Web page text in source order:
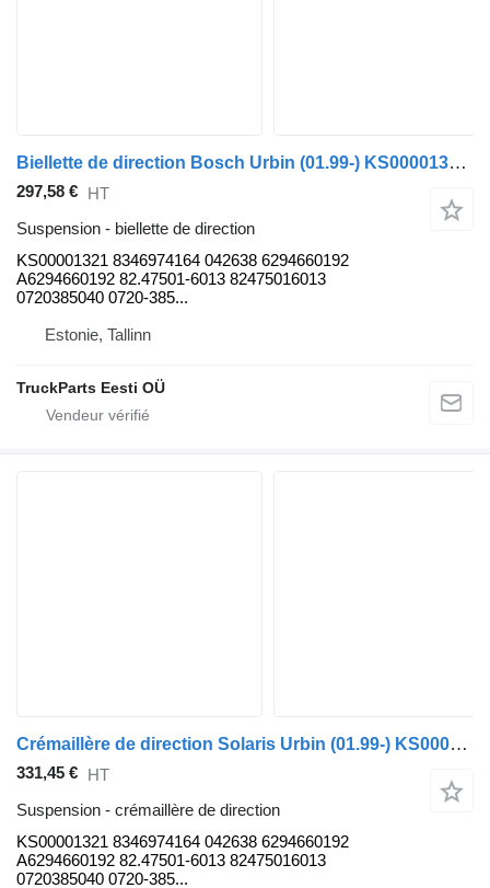
Biellette de direction Bosch Urbin (01.99-) KS00001321 pour bus Solaris Urbino, Alpino, Vacanza (1999-)
297,58 € HT
Suspension - biellette de direction
KS00001321 8346974164 042638 6294660192
A6294660192 82.47501-6013 82475016013
0720385040 0720-385...
Estonie, Tallinn
TruckParts Eesti OÜ
Crémaillère de direction Solaris Urbin (01.99-) KS00001321 pour bus Solaris Urbino, Alpino, Vacanza (1999-)
331,45 € HT
Suspension - crémaillère de direction
KS00001321 8346974164 042638 6294660192
A6294660192 82.47501-6013 82475016013
0720385040 0720-385...